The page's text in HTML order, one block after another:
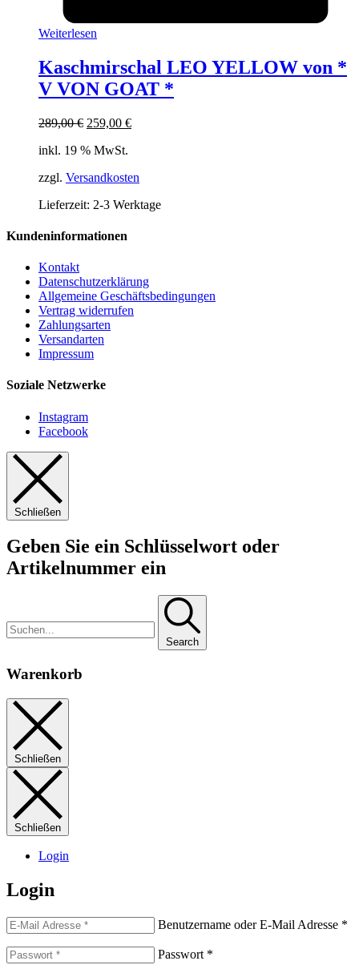
Weiterlesen
Kaschmirschal LEO YELLOW von *
V VON GOAT *
289,00€ Ursprünglicher
war:
259,00 €Aktueller
inkl. 19 % MwSt.
zzgl. Versandkosten
Lieferzeit: 2-3 Werktage
Kundeninformationen
Kontakt
Datenschutzerklärung
Allgemeine Geschäftsbedingungen
Vertrag widerrufen
Zahlungsarten
Versandarten
Impressum
Soziale Netzwerke
Instagram
Facebook
Schließen
Geben Sie ein Schlüsselwort oder
Artikelnummer ein
Search
Warenkorb
Schließen
Schließen
Login
Login
Benutzername oder E-Mail Adresse *
Passwort *